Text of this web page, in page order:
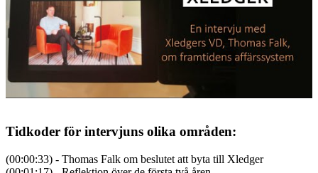
Tidkoder för intervjuns olika områden:
(00:00:33) - Thomas Falk om beslutet att byta till Xledger